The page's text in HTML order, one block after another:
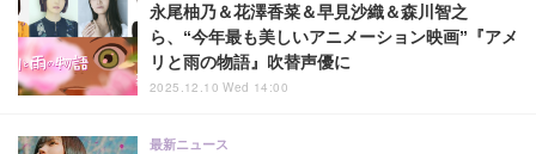
永尾柚乃＆花澤香菜＆早見沙織＆森川智之
ら、“今年最も美しいアニメーション映画”『アメ
リと雨の物語』吹替声優に
2025.12.10 Wed 14:00
最新ニュース